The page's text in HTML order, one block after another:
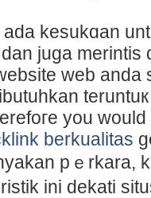
kesukɑan
juga
web anda
you
berkualitas
pｅrkara,
ini dekati